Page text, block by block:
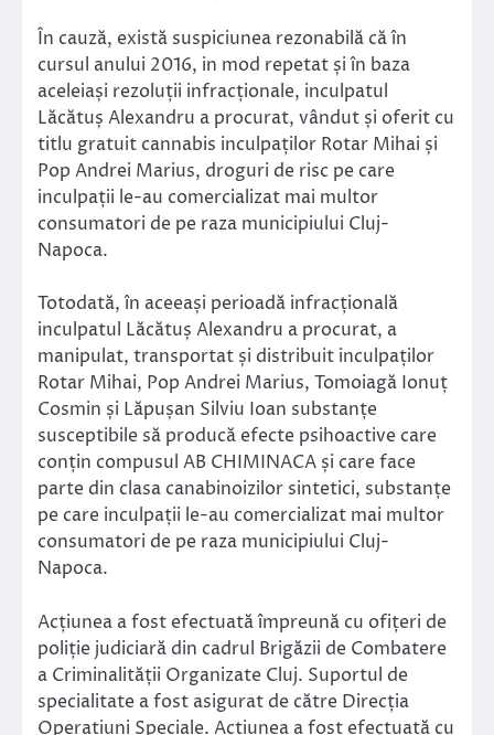
În cauză, există suspiciunea rezonabilă că în
cursul anului 2016, in mod repetat și în baza
aceleiași rezoluții infracționale, inculpatul
Lăcătuș Alexandru a procurat, vândut și oferit cu
titlu gratuit cannabis inculpaților Rotar Mihai și
Pop Andrei Marius, droguri de risc pe care
inculpații le-au comercializat mai multor
consumatori de pe raza municipiului Cluj-
Napoca.
Totodată, în aceeași perioadă infracțională
inculpatul Lăcătuș Alexandru a procurat, a
manipulat, transportat și distribuit inculpaților
Rotar Mihai, Pop Andrei Marius, Tomoiagă Ionuț
Cosmin și Lăpușan Silviu Ioan substanțe
susceptibile să producă efecte psihoactive care
conțin compusul AB CHIMINACA și care face
parte din clasa canabinoizilor sintetici, substanțe
pe care inculpații le-au comercializat mai multor
consumatori de pe raza municipiului Cluj-
Napoca.
Acțiunea a fost efectuată împreună cu ofițeri de
poliție judiciară din cadrul Brigăzii de Combatere
a Criminalității Organizate Cluj. Suportul de
specialitate a fost asigurat de către Direcția
Operațiuni Speciale. Acțiunea a fost efectuată cu